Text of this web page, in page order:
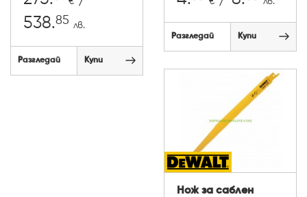
538.85 лв.
Разгледай Купи
Разгледай Купи
Нож за саблен